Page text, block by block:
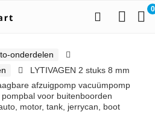
0
onderdelen
LYTIVAGEN 2 stuks 8 mm
afzuigpomp vacuümpomp
voor buitenboorden
motor, tank, jerrycan, boot